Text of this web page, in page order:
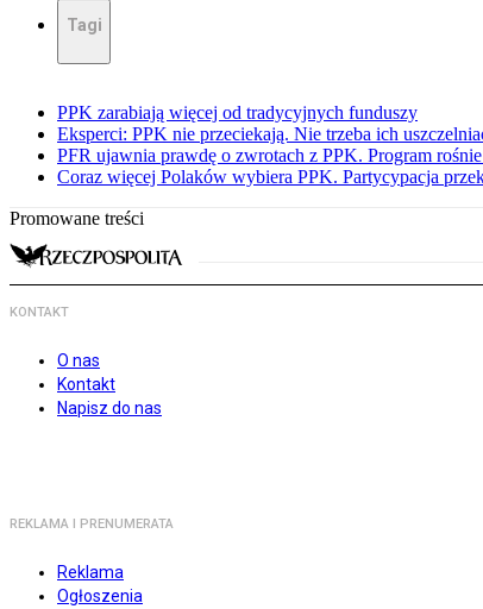
Tagi
PPK zarabiają więcej od tradycyjnych funduszy
Eksperci: PPK nie przeciekają. Nie trzeba ich
PFR ujawnia prawdę o zwrotach z PPK. Program
Coraz więcej Polaków wybiera PPK. Partycypacja
Promowane treści
KONTAKT
O nas
Kontakt
Napisz do nas
REKLAMA I PRENUMERATA
Reklama
Ogłoszenia